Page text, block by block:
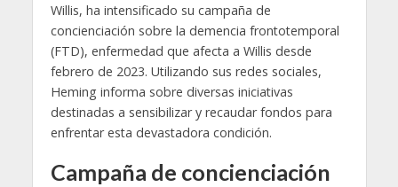
Willis, ha intensificado su campaña de
concienciación sobre la demencia frontotemporal
(FTD), enfermedad que afecta a Willis desde
febrero de 2023. Utilizando sus redes sociales,
Heming informa sobre diversas iniciativas
destinadas a sensibilizar y recaudar fondos para
enfrentar esta devastadora condición.
Campaña de concienciación